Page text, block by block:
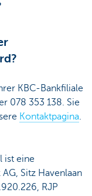
KBC-Bankfiliale
078 353 138. Sie
Kontaktpagina.
ist eine
Sitz Havenlaan
RJP